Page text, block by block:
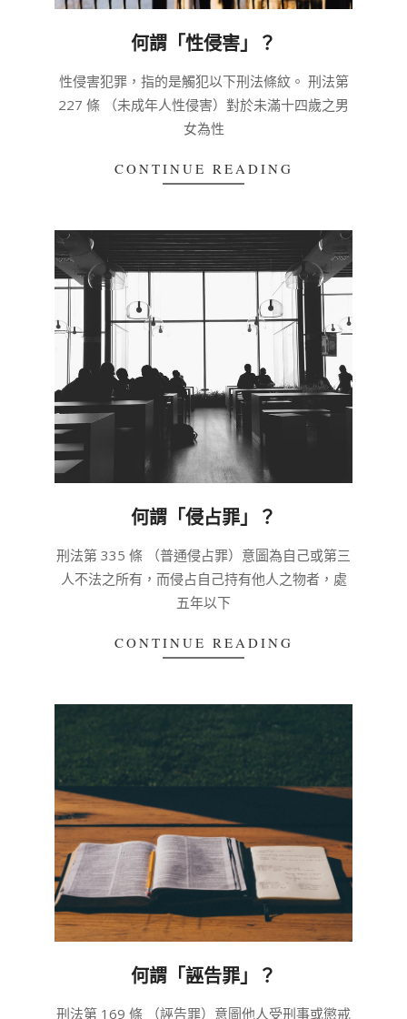
何謂「性侵害」？
03-
04
性侵害犯罪，指的是觸犯以下刑法條紋。 刑法第
227 條 （未成年人性侵害）對於未滿十四歲之男
女為性
CONTINUE READING
何謂「侵占罪」？
03-
04
刑法第 335 條 （普通侵占罪）意圖為自己或第三
人不法之所有，而侵占自己持有他人之物者，處
五年以下
CONTINUE READING
何謂「誣告罪」？
刑法第 169 條 （誣告罪）意圖他人受刑事或懲戒